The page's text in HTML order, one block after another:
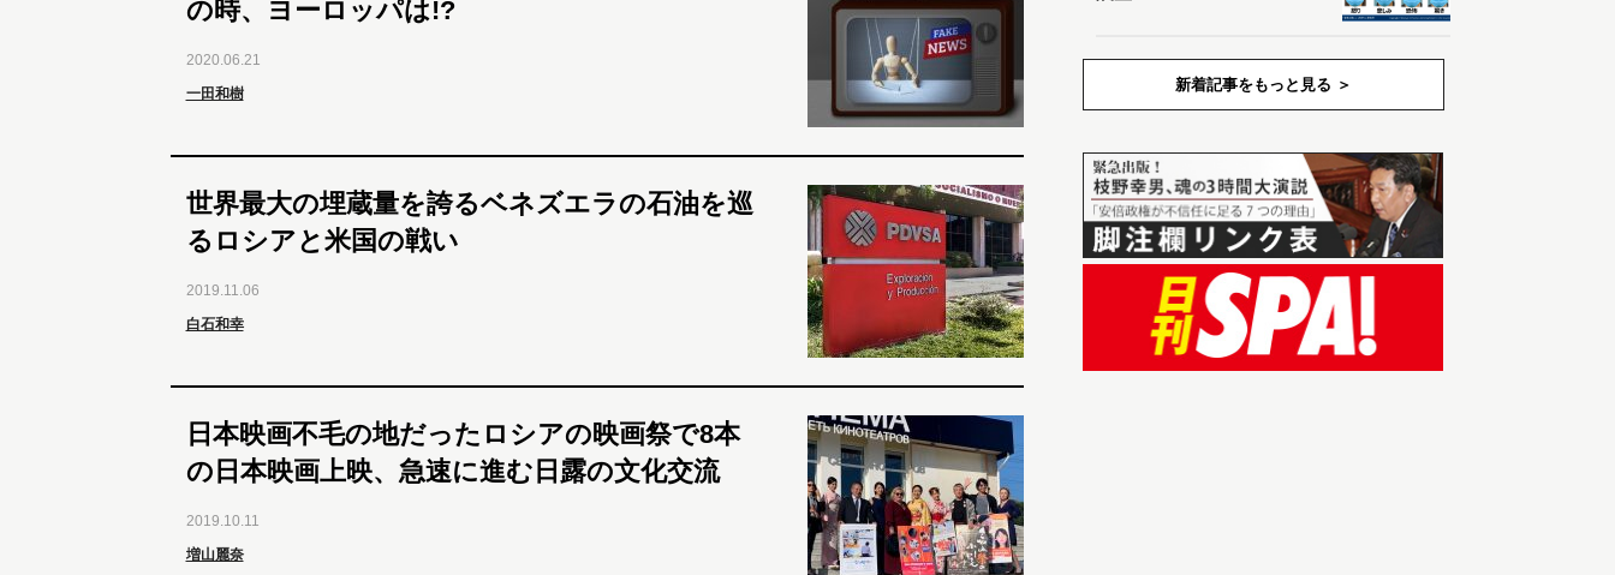
の時、ヨーロッパは!?
2020.06.21
一田和樹
世界最大の埋蔵量を誇るベネズエラの石油を巡
るロシアと米国の戦い
2019.11.06
白石和幸
日本映画不毛の地だったロシアの映画祭で8本
の日本映画上映、急速に進む日露の文化交流
2019.10.11
増山麗奈
新着記事をもっと見る